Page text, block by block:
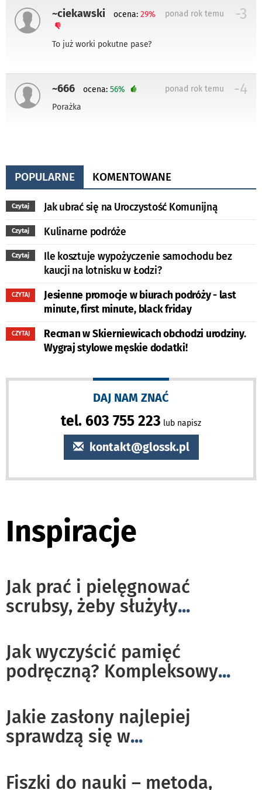
~ciekawski -3
ponad rok temu
ocena: 29%
To już worki pokutne pase?
~666 -4
ponad rok temu
ocena: 56%
Porażka
POPULARNE KOMENTOWANE
Czytaj Jak ubrać się na Uroczystość Komunijną
Czytaj Kulinarne podróże
Czytaj
Ile kosztuje wypożyczenie samochodu bez
kaucji na lotnisku w Łodzi?
CZYTAJ
Jesienne promocje w biurach podróży - last
minute, first minute, black friday
CZYTAJ
Recman w Skierniewicach obchodzi urodziny.
Wygraj stylowe męskie dodatki!
DAJ NAM ZNAĆ
tel. 603 755 223 lub napisz
kontakt@glossk.pl
Inspiracje
Jak prać i pielęgnować
scrubsy, żeby służyły...
Jak wyczyścić pamięć
podręczną? Kompleksowy...
Jakie zasłony najlepiej
sprawdzą się w...
Fiszki do nauki – metoda,